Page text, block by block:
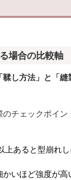
場合の比較軸
し方法」と「
チェックポイ
上あると型崩れ
かいほど強度が高